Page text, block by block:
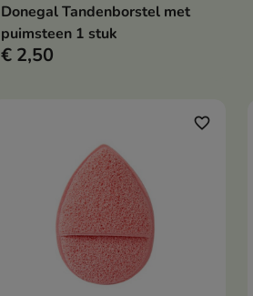
In winkelwagen
Donegal Tandenborstel met
puimsteen 1 stuk
€ 2,50
favorite_border